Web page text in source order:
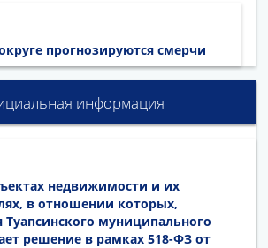
прогнозируются смерчи
информация
недвижимости и их
в отношении которых,
муниципального
решение в рамках 518-ФЗ от